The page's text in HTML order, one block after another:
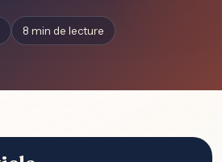
8 min de lecture